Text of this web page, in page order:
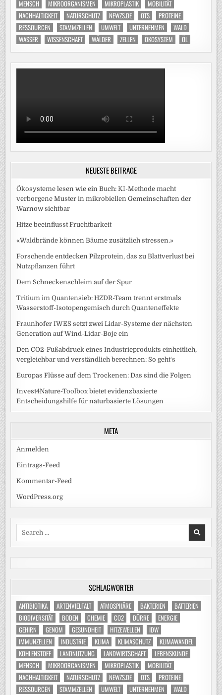
MENSCH MIKROORGANISMEN MIKROPLASTIK
MOBILITÄT
NACHHALTIGKEIT
NATURSCHUTZ NEWZS.DE OTS
PROTEINE
RESSOURCEN
STAMMZELLEN UMWELT UNTERNEHMEN
WALD
WASSER
WISSENSCHAFT WÄLDER ZELLEN ÖKOSYSTEM ÖL
NEUESTE BEITRÄGE
Ökosysteme lesen wie ein Buch: KI-Methode macht
verborgene Muster in mikrobiellen Gemeinschaften der
Warnow sichtbar
Hitze beeinflusst Fruchtbarkeit
«Waldbrände können Bäume zusätzlich stressen.»
Forschende entdecken Pilzprotein, das zu Blattverlust bei
Nutzpflanzen führt
Dem Schneckenschleim auf der Spur
Tritium im Quantensieb: HZDR-Team trennt erstmals
Wasserstoff-Isotopengemisch durch Quanteneffekte
Fraunhofer IWES setzt zwei Lidar-Systeme der nächsten
Generation auf Wind-Lidar-Boje ein
Den CO2-Fußabdruck eines Industrieprodukts einheitlich,
vergleichbar und verständlich berechnen: So geht‘s
Europas Flüsse auf dem Trockenen: Das sind die Folgen
Invest4Nature-Toolbox bietet evidenzbasierte
Entscheidungshilfe für naturbasierte Lösungen
META
Anmelden
Eintrags-Feed
Kommentar-Feed
WordPress.org
SCHLAGWÖRTER
ANTIBIOTIKA ARTENVIELFALT ATMOSPHÄRE BAKTERIEN
BATTERIEN
BIODIVERSITÄT
BODEN CHEMIE CO2 DÜRRE
ENERGIE
GEHIRN
GENOM GESUNDHEIT HITZEWELLEN
IDW
IMMUNZELLEN
INDUSTRIE KLIMA KLIMASCHUTZ
KLIMAWANDEL
KOHLENSTOFF
LANDNUTZUNG LANDWIRTSCHAFT
LEBENSKUNDE
MENSCH
MIKROORGANISMEN MIKROPLASTIK
MOBILITÄT
NACHHALTIGKEIT
NATURSCHUTZ NEWZS.DE OTS
PROTEINE
RESSOURCEN
STAMMZELLEN UMWELT UNTERNEHMEN
WALD